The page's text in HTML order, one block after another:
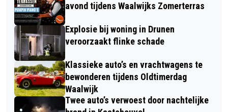
avond tijdens Waalwijks Zomerterras
Explosie bij woning in Drunen
veroorzaakt flinke schade
Klassieke auto’s en vrachtwagens te
bewonderen tijdens Oldtimerdag
Waalwijk
Twee auto’s verwoest door nachtelijke